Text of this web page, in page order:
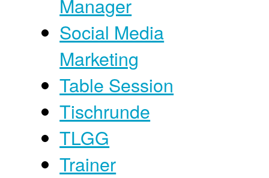
Manager
Social Media
Marketing
Table Session
Tischrunde
TLGG
Trainer